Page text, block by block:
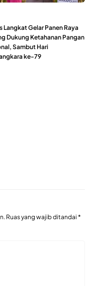
Langkat Gelar Panen Raya
Dukung Ketahanan Pangan
Sambut Hari
ke-79
Ruas yang wajib ditandai *